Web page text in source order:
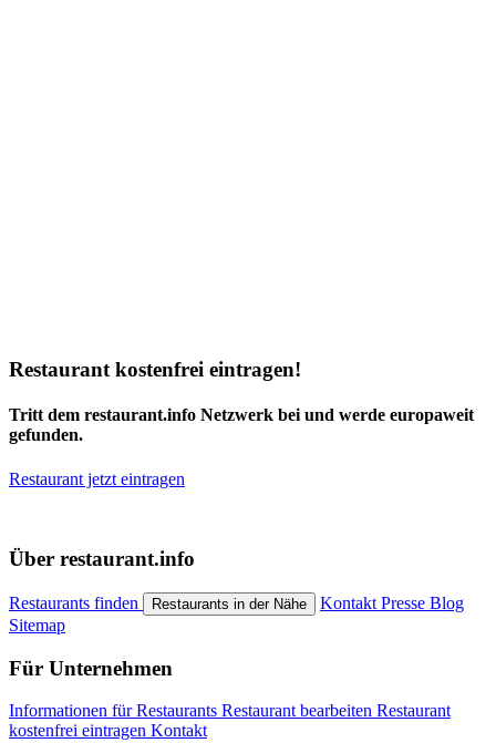
Restaurant kostenfrei eintragen!
Tritt dem restaurant.info Netzwerk bei und werde europaweit
gefunden.
Restaurant jetzt eintragen
Über restaurant.info
Restaurants finden Restaurants in der Nähe Kontakt Presse Blog
Sitemap
Für Unternehmen
Informationen für Restaurants Restaurant bearbeiten Restaurant
kostenfrei eintragen Kontakt